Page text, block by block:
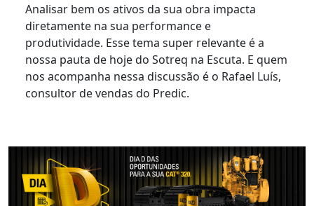
Analisar bem os ativos da sua obra impacta
diretamente na sua performance e
produtividade. Esse tema super relevante é a
nossa pauta de hoje do Sotreq na Escuta. E quem
nos acompanha nessa discussão é o Rafael Luís,
consultor de vendas do Predic.